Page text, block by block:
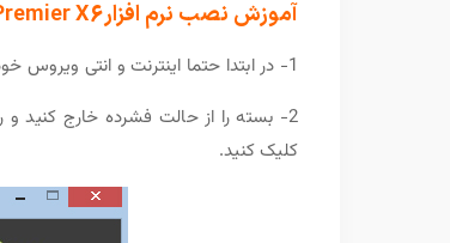
آموزش نصب نرم افزار Chief Architect Premier X6 )
1- در ابتدا حتما اینترنت و انتی ویروس خودتان ره کامل غیر فعال کنید.
کلیک کنید.